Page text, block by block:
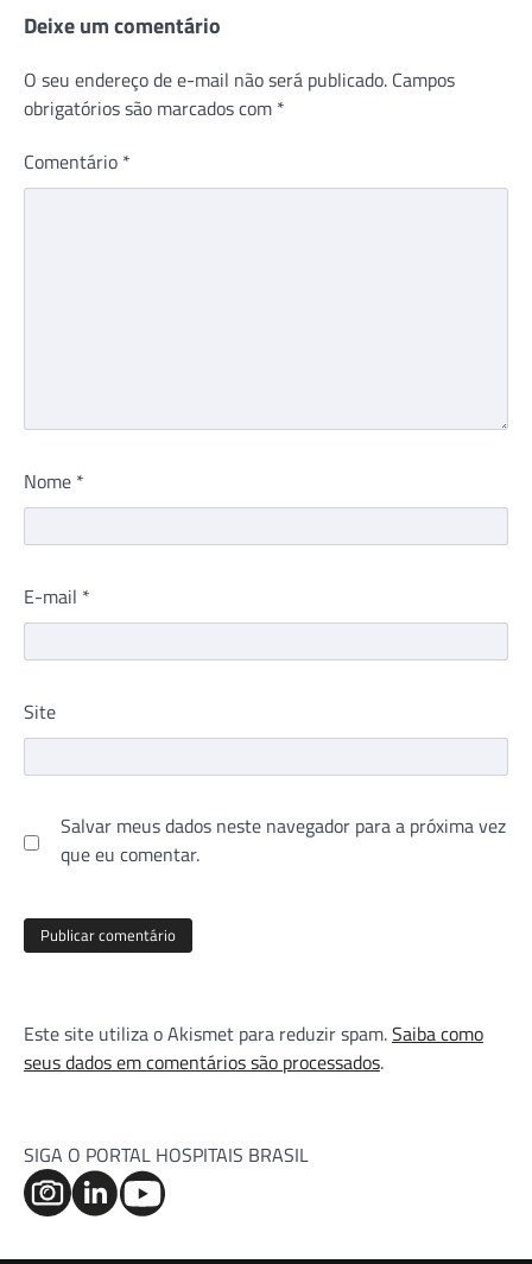
Deixe um comentário
O seu endereço de e-mail não será publicado. Campos
obrigatórios são marcados com *
Comentário *
Nome *
E-mail *
Site
Salvar meus dados neste navegador para a próxima vez
que eu comentar.
Este site utiliza o Akismet para reduzir spam.Saiba como
seus dados em comentários são processados.
SIGA O PORTAL HOSPITAIS BRASIL